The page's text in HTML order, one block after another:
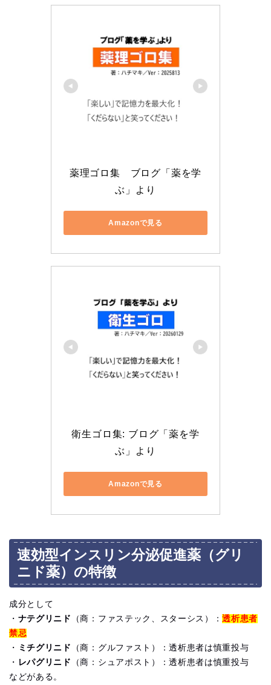
薬理ゴロ集　ブログ「薬を学
ぶ」より
Amazonで見る
衛生ゴロ集: ブログ「薬を学
ぶ」より
Amazonで見る
速効型インスリン分泌促進薬（グリ
ニド薬）の特徴
成分として
・ ナテグリニド （商：ファステック、スターシス）：透析患者
禁忌
・ ミチグリニド
（商：グルファスト）：透析患者は慎重投与
・ レパグリニド
（商：シュアポスト）：透析患者は慎重投与
などがある。